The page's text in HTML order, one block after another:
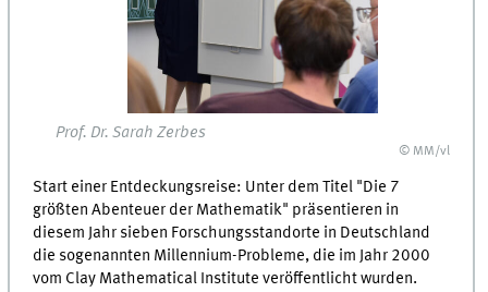
Prof. Dr. Sarah Zerbes
© MM/vl
Start einer Entdeckungsreise: Unter dem Titel "Die 7
größten Abenteuer der Mathematik" präsentieren in
diesem Jahr sieben Forschungsstandorte in Deutschland
die sogenannten Millennium-Probleme, die im Jahr 2000
vom Clay Mathematical Institute veröffentlicht wurden.